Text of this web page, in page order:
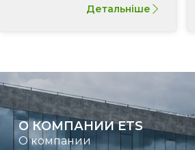
Детальніше
О КОМПАНИИ ETS
О компании